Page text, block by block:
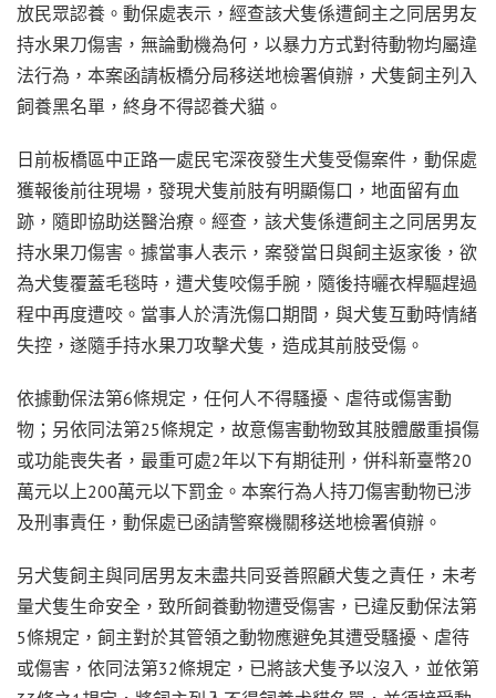
放民眾認養。動保處表示，經查該犬隻係遭飼主之同居男友
持水果刀傷害，無論動機為何，以暴力方式對待動物均屬違
法行為，本案函請板橋分局移送地檢署偵辦，犬隻飼主列入
飼養黑名單，終身不得認養犬貓。
日前板橋區中正路一處民宅深夜發生犬隻受傷案件，動保處
獲報後前往現場，發現犬隻前肢有明顯傷口，地面留有血
跡，隨即協助送醫治療。經查，該犬隻係遭飼主之同居男友
持水果刀傷害。據當事人表示，案發當日與飼主返家後，欲
為犬隻覆蓋毛毯時，遭犬隻咬傷手腕，隨後持曬衣桿驅趕過
程中再度遭咬。當事人於清洗傷口期間，與犬隻互動時情緒
失控，遂隨手持水果刀攻擊犬隻，造成其前肢受傷。
依據動保法第6條規定，任何人不得騷擾、虐待或傷害動
物；另依同法第25條規定，故意傷害動物致其肢體嚴重損傷
或功能喪失者，最重可處2年以下有期徒刑，併科新臺幣20
萬元以上200萬元以下罰金。本案行為人持刀傷害動物已涉
及刑事責任，動保處已函請警察機關移送地檢署偵辦。
另犬隻飼主與同居男友未盡共同妥善照顧犬隻之責任，未考
量犬隻生命安全，致所飼養動物遭受傷害，已違反動保法第
5條規定，飼主對於其管領之動物應避免其遭受騷擾、虐待
或傷害，依同法第32條規定，已將該犬隻予以沒入，並依第